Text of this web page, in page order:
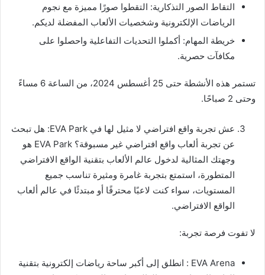
التقاط الصور التذكارية: التقطوا صورًا مميزة مع نجوم
الرياضات الإلكترونية وشخصيات الألعاب المفضلة لديكم.
خريطة المهام: أكملوا التحديات التفاعلية واحصلوا على
مكافآت حصرية.
تستمر هذه الأنشطة حتى 25 أغسطس 2024، من الساعة 6 مساءً
وحتى 2 صباحًا.
عش تجربة واقع افتراضي لا مثيل لها في EVA Park: هل تبحث
عن تجربة ألعاب واقع افتراضي غير مسبوقة؟ EVA Park هو
وجهتك المثالية لدخول عالم الألعاب بتقنية الواقع الافتراضي
المتطورة، استمتع بتجربة غامرة ومثيرة تناسب جميع
المستويات، سواء كنت لاعبًا محترفًا أو مبتدئًا في عالم ألعاب
الواقع الافتراضي.
لا تفوت فرصة تجربة:
EVA Arena : انطلق إلى أكبر ساحة رياضات إلكترونية بتقنية